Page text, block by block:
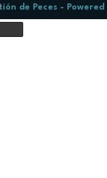
de Peces - Powered